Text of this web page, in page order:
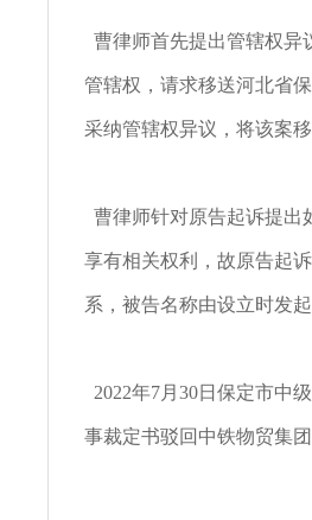
曹律师首先提出管辖权异
管辖权，请求移送河北省
采纳管辖权异议，将该案
曹律师针对原告起诉提出
享有相关权利，故原告起
系，被告名称由设立时发
2022年7月30日保定市中
事裁定书驳回中铁物贸集